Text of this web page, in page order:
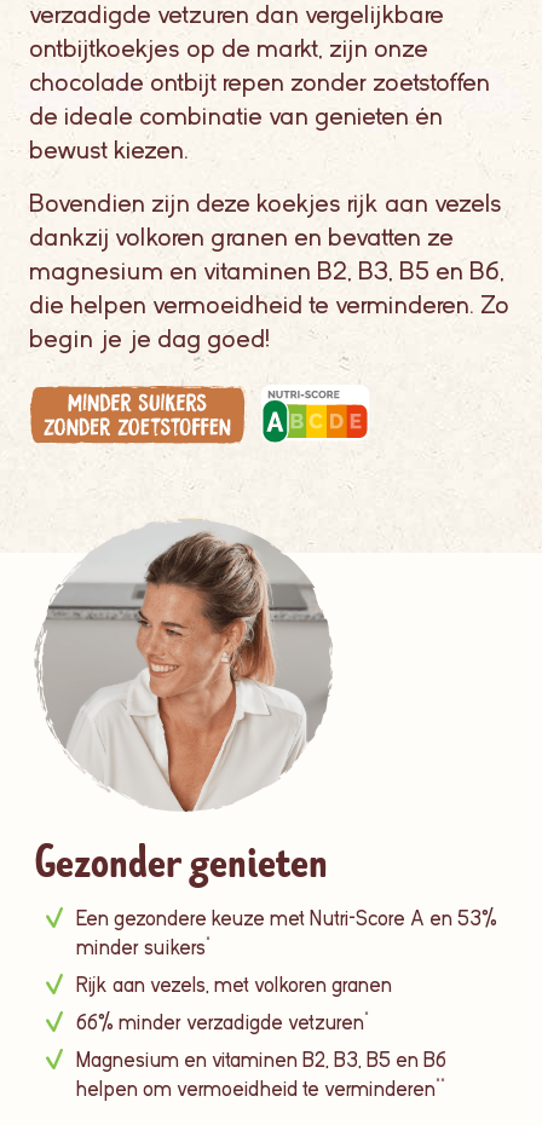
verzadigde vetzuren dan vergelijkbare
ontbijtkoekjes op de markt, zijn onze
chocolade ontbijt repen zonder zoetstoffen
de ideale combinatie van genieten én
bewust kiezen.
Bovendien zijn deze koekjes rijk aan vezels
dankzij volkoren granen en bevatten ze
magnesium en vitaminen B2, B3, B5 en B6,
die helpen vermoeidheid te verminderen. Zo
begin je je dag goed!
Gezonder genieten
Een gezondere keuze met Nutri-Score A en 53%
minder suikers*
Rijk aan vezels, met volkoren granen
66% minder verzadigde vetzuren*
Magnesium en vitaminen B2, B3, B5 en B6
helpen om vermoeidheid te verminderen**